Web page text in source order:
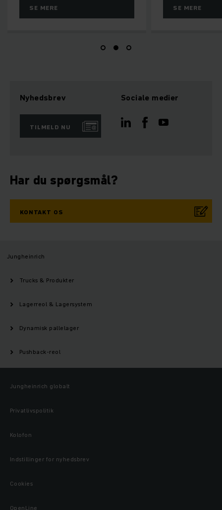
SE MERE SE MERE
Nyhedsbrev
TILMELD NU
Sociale medier
Har du spørgsmål?
KONTAKT OS
Jungheinrich
Trucks & Produkter
Lagerreol & Lagersystem
Dynamisk pallelager
Pushback-reol
Jungheinrich globalt
Privatlivspolitik
Kolofon
Indstillinger for nyhedsbrev
Cookies
OpenLine